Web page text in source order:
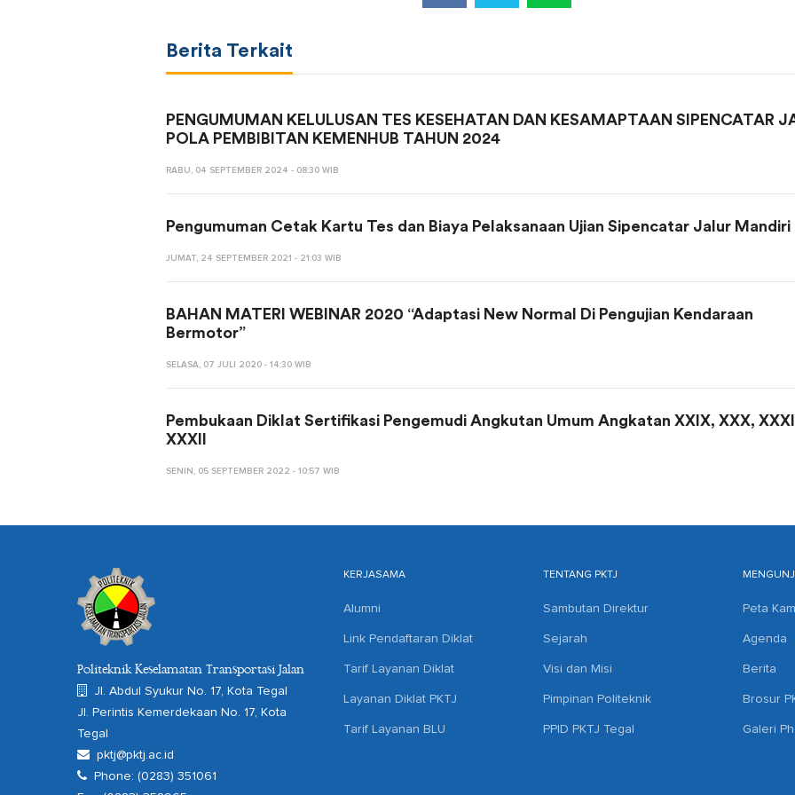
Berita Terkait
PENGUMUMAN KELULUSAN TES KESEHATAN DAN KESAMAPTAAN SIPENCATAR
POLA PEMBIBITAN KEMENHUB TAHUN 2024
RABU, 04 SEPTEMBER 2024 - 08:30 WIB
Pengumuman Cetak Kartu Tes dan Biaya Pelaksanaan Ujian Sipencatar Jalur Mandiri
JUMAT, 24 SEPTEMBER 2021 - 21:03 WIB
BAHAN MATERI WEBINAR 2020 “Adaptasi New Normal Di Pengujian Kendaraan
Bermotor”
SELASA, 07 JULI 2020 - 14:30 WIB
Pembukaan Diklat Sertifikasi Pengemudi Angkutan Umum Angkatan XXIX, XXX,
XXXII
SENIN, 05 SEPTEMBER 2022 - 10:57 WIB
Politeknik Keselamatan Transportasi Jalan
Jl. Abdul Syukur No. 17, Kota Tegal
Jl. Perintis Kemerdekaan No. 17, Kota
Tegal
pktj@pktj.ac.id
Phone: (0283) 351061
KERJASAMA
Alumni
Link Pendaftaran Diklat
Tarif Layanan Diklat
Layanan Diklat PKTJ
Tarif Layanan BLU
TENTANG PKTJ
Sambutan Direktur
Sejarah
Visi dan Misi
Pimpinan Politeknik
PPID PKTJ Tegal
Peta
Agenda
Berita
Brosur
Galeri